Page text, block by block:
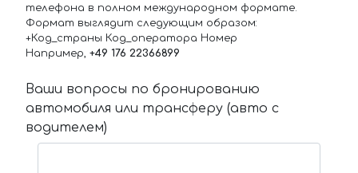
телефона в полном международном формате.
Формат выглядит следующим образом:
+Код_страны Код_оператора Номер
Например, +49 176 22366899
Ваши вопросы по бронированию
автомобиля или трансферу (авто с
водителем)